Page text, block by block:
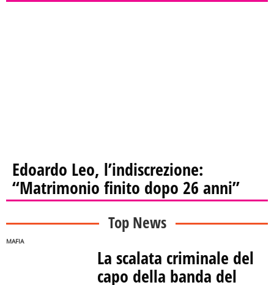
Edoardo Leo, l’indiscrezione:
“Matrimonio finito dopo 26 anni”
Top News
MAFIA
La scalata criminale del
capo della banda del